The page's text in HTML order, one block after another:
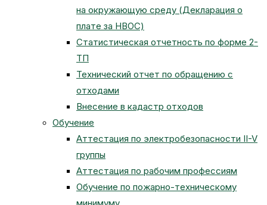
на окружающую среду (Декларация о
плате за НВОС)
Статистическая отчетность по форме 2-
ТП
Технический отчет по обращению с
отходами
Внесение в кадастр отходов
Обучение
Аттестация по электробезопасности II-V
группы
Аттестация по рабочим профессиям
Обучение по пожарно-техническому